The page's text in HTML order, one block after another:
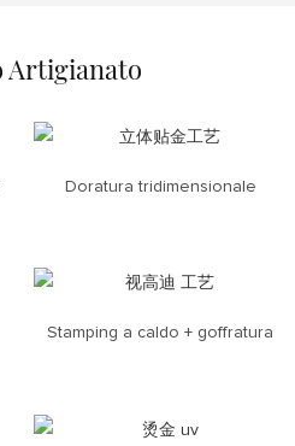
Artigianato
Doratura tridimensionale
Stamping a caldo + goffratura